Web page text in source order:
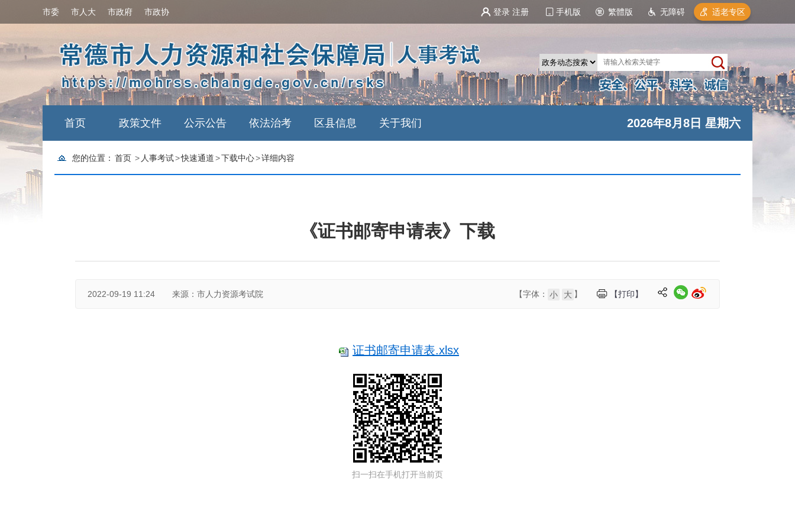
市委 市人大 市政府 市政协 登录 注册 手机版 繁體版 无障碍 适老专区
首页 政策文件 公示公告 依法治考 区县信息 关于我们 2026年8月8日 星期六
您的位置： 首页 > 人事考试>快速通道>下载中心>详细内容
《证书邮寄申请表》下载
2022-09-19 11:24 来源：市人力资源考试院 【打印】
【字体： 小 大 】
证书邮寄申请表.xlsx
扫一扫在手机打开当前页